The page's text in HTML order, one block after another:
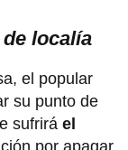
localía
el popular
su punto de
sufrirá el
por apagar